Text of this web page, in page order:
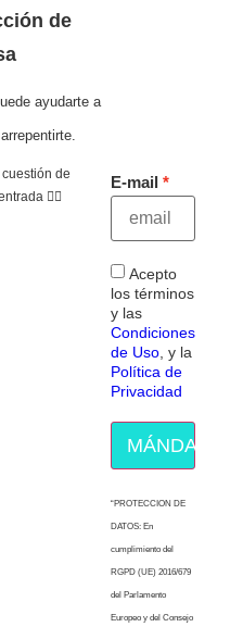
de
ayudarte a
de
👇🏻
E-mail
Acepto
los términos
y las
Condiciones
de Uso , y la
Política de
Privacidad
MÁNDAME
“PROTECCION DE
DATOS: En
cumplimiento del
RGPD (UE) 2016/679
del Parlamento
Europeo y del Consejo